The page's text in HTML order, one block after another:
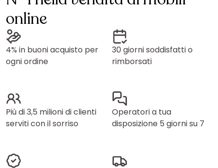
online
4% in buoni acquisto per
ogni ordine
30 giorni soddisfatti o
rimborsati
Più di 3,5 milioni di clienti
serviti con il sorriso
Operatori a tua
disposizione 5 giorni su 7